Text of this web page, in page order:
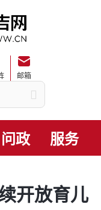
邮箱
问政 服务
开放育儿